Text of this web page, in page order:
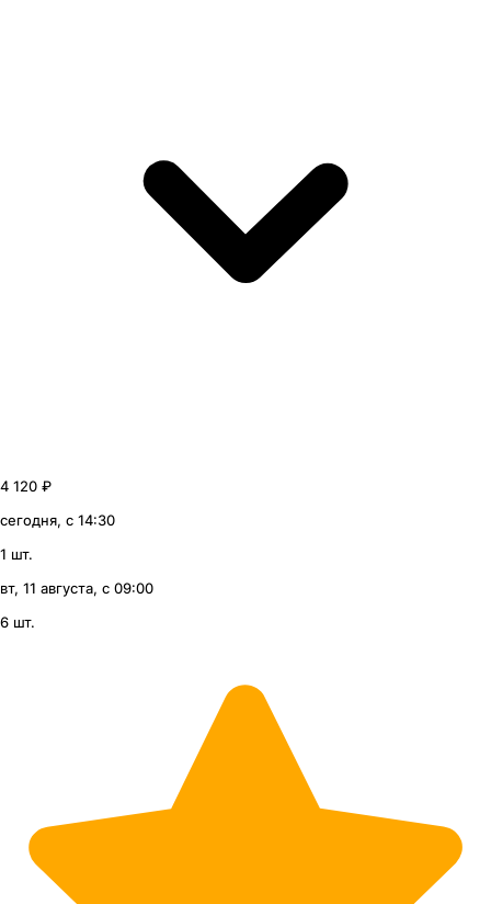
4 120 ₽
сегодня, с 14:30
1 шт.
вт, 11 августа, с 09:00
6 шт.